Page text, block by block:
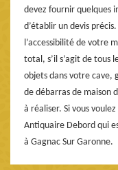
devez fournir quelques
d’établir un devis
l’accessibilité de votre
total, s’il s’agit de tous
objets dans votre cave,
de débarras de maison
à réaliser. Si vous
Antiquaire Debord qui
à Gagnac Sur Garonne.